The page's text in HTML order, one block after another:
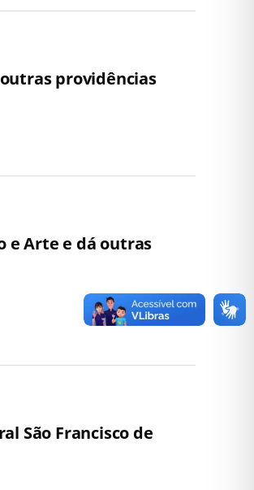
providências
e Arte e dá outras
São Francisco de